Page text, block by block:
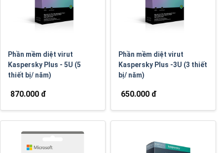
Phần mềm diệt virut
Kaspersky Plus - 5U (5
thiết bị/ năm)
870.000 đ
Phần mềm diệt virut
Kaspersky Plus -3U (3 thiết
bị/ năm)
650.000 đ